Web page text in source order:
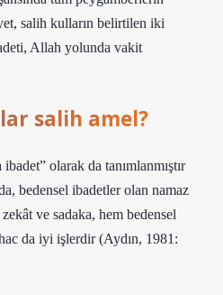
salih kulların belirtilen iki
Allah yolunda vakit
salih amel?
olarak da tanımlanmıştır
bedensel ibadetler olan namaz
ve sadaka, hem bedensel
da iyi işlerdir (Aydın, 1981: